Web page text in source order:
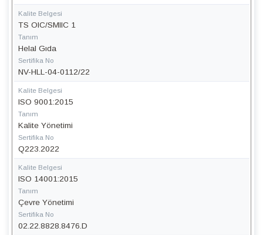
Kalite Belgesi
TS OIC/SMIIC 1
Tanım
Helal Gıda
Sertifika No
NV-HLL-04-0112/22
Kalite Belgesi
ISO 9001:2015
Tanım
Kalite Yönetimi
Sertifika No
Q223.2022
Kalite Belgesi
ISO 14001:2015
Tanım
Çevre Yönetimi
Sertifika No
02.22.8828.8476.D